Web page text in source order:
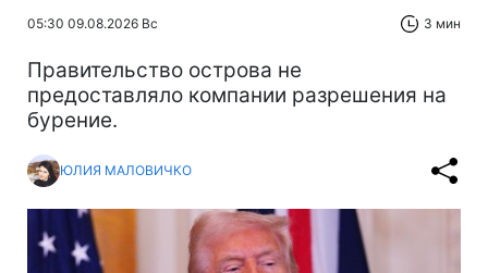
05:30 09.08.2026 Вс 3 мин
Правительство острова не
предоставляло компании разрешения на
бурение.
ЮЛИЯ МАЛОВИЧКО